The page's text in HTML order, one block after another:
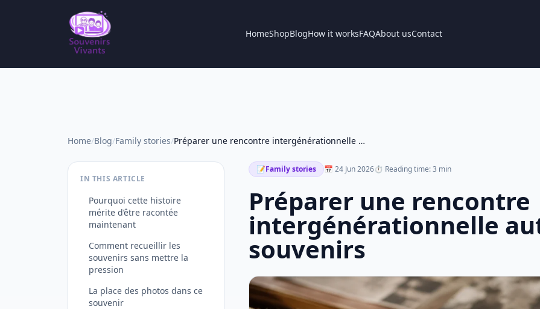
HomeShopBlogHow it worksFAQAbout usContact
Home/Blog/Family stories/ Préparer une rencontre intergénérationnelle autour des souvenirs
IN THIS ARTICLE
Pourquoi cette histoire
mérite d’être racontée
maintenant
Comment recueillir les
souvenirs sans mettre la
pression
La place des photos dans ce
souvenir
📝Family stories 📅 24 Jun 2026⏱ Reading time: 3 min
Préparer une rencontre
intergénérationnelle
souvenirs